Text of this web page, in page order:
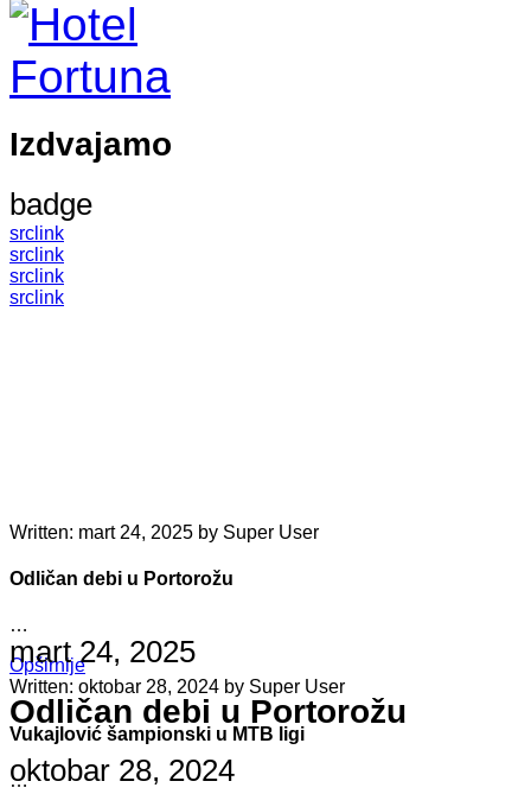
Izdvajamo
badge
src link
src link
src link
src link
Written: mart 24, 2025 by Super User
Odličan debi u Portorožu
…
Opširnije
Written: oktobar 28, 2024 by Super User
Vukajlović šampionski u MTB ligi
…
mart 24, 2025
Odličan debi u Portorožu
oktobar 28, 2024